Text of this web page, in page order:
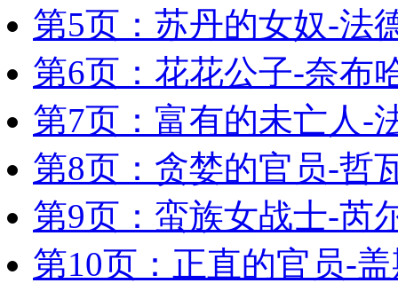
第5页：苏丹的女奴-法
第6页：花花公子-奈布
第7页：富有的未亡人-
第8页：贪婪的官员-哲
第9页：蛮族女战士-芮
第10页：正直的官员-